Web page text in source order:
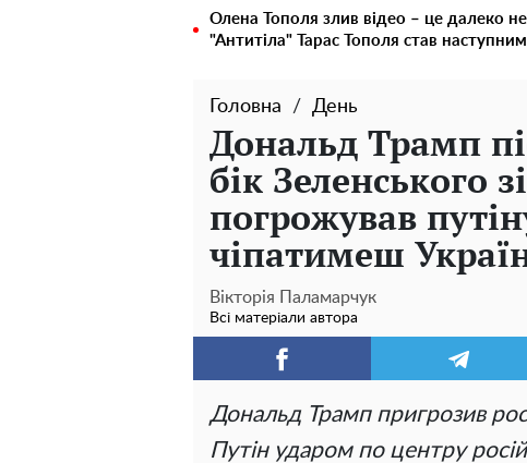
Олена Тополя злив відео – це далеко
"Антитіла" Тарас Тополя став наступним
Головна День
Дональд Трамп
бік Зеленського
погрожував
чіпатимеш
Вікторія Паламарчук
Всі матеріали автора
Дональд Трамп пригрозив
Путін ударом по центру